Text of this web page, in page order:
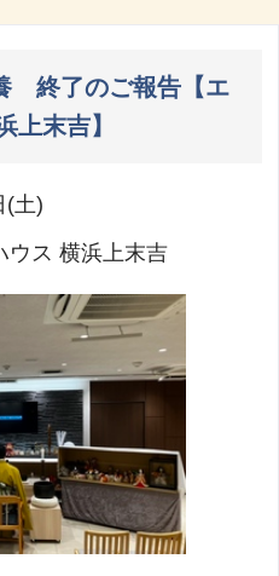
終了のご報告【エ
上末吉】
(土)
ウス 横浜上末吉